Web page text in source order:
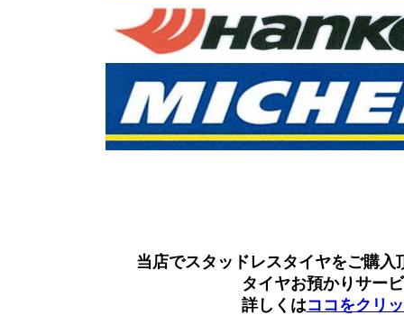
当店でスタッドレスタイヤをご購入
タイヤお預かりサー
詳しくはココをクリ